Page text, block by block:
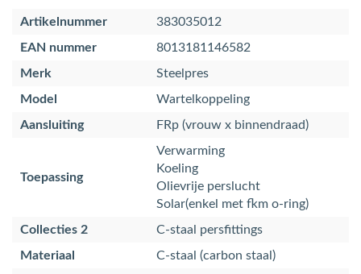
Artikelnummer
383035012
EAN nummer
8013181146582
Merk
Steelpres
Model
Wartelkoppeling
Aansluiting
FRp (vrouw x binnendraad)
Toepassing
Verwarming
Koeling
Olievrije perslucht
Solar(enkel met fkm o-ring)
Collecties 2
C-staal persfittings
Materiaal
C-staal (carbon staal)